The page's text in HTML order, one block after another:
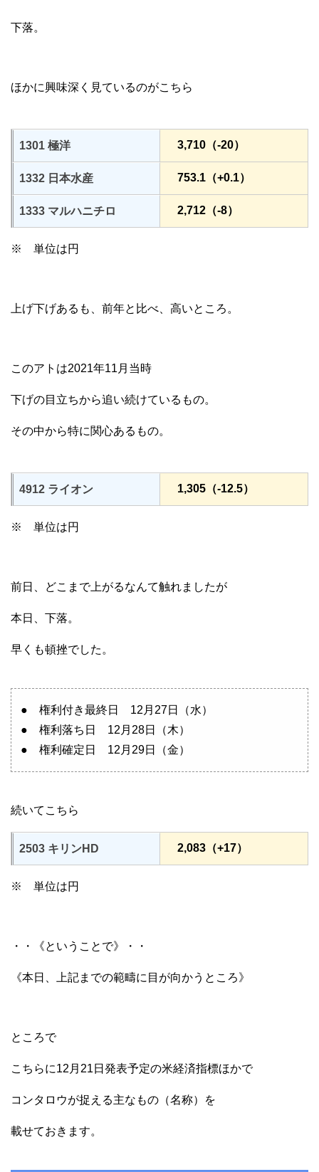
下落。
ほかに興味深く見ているのがこちら
1301 極洋 3,710（-20）
1332 日本水産 753.1（+0.1）
1333 マルハニチロ 2,712（-8）
※ 単位は円
上げ下げあるも、前年と比べ、高いところ。
このアトは2021年11月当時
下げの目立ちから追い続けているもの。
その中から特に関心あるもの。
4912 ライオン 1,305（-12.5）
※ 単位は円
前日、どこまで上がるなんて触れましたが
本日、下落。
早くも頓挫でした。
● 権利付き最終日 12月27日（水）
● 権利落ち日 12月28日（木）
● 権利確定日 12月29日（金）
続いてこちら
2503 キリンHD 2,083（+17）
※ 単位は円
・・《ということで》・・
《本日、上記までの範疇に目が向かうところ》
ところで
こちらに12月21日発表予定の米経済指標ほかで
コンタロウが捉える主なもの（名称）を
載せておきます。